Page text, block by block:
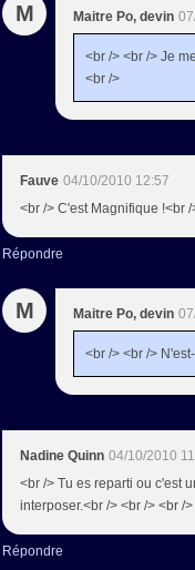
M Maitre Po, devin
<br /> <br /> Je
<br />
Fauve 04/10/2010 12:57
<br /> C'est Magnifique !<br /
Répondre
M Maitre Po, devin
<br /> <br />
Nadine Quinn 04/10/2010
<br /> Tu es reparti ou c'est
interposer.<br /> <br /> <br />
Répondre